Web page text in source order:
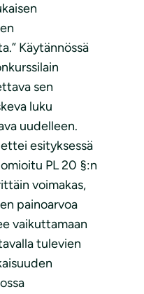
Käytännössä
sen
luku
uudelleen.
esityksessä
PL 20 §:n
voimakas,
painoarvoa
vaikuttamaan
tulevien